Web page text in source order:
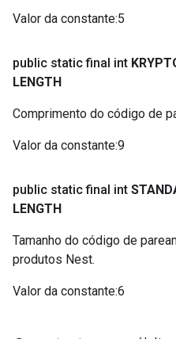
Valor da constante:5
public static final int
LENGTH
Comprimento do código de
Valor da constante:9
public static final int
LENGTH
Tamanho do código de
produtos Nest.
Valor da constante:6